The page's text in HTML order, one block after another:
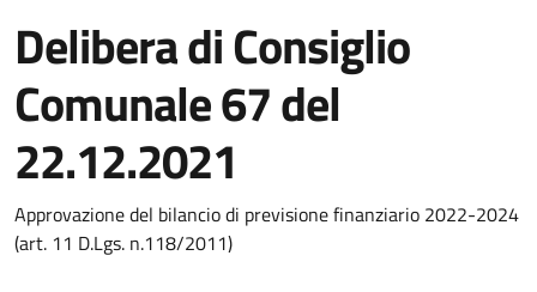
Delibera di Consiglio
Comunale 67 del
22.12.2021
Dettagli del documento
Approvazione del bilancio di previsione finanziario 2022-2024
(art. 11 D.Lgs. n.118/2011)